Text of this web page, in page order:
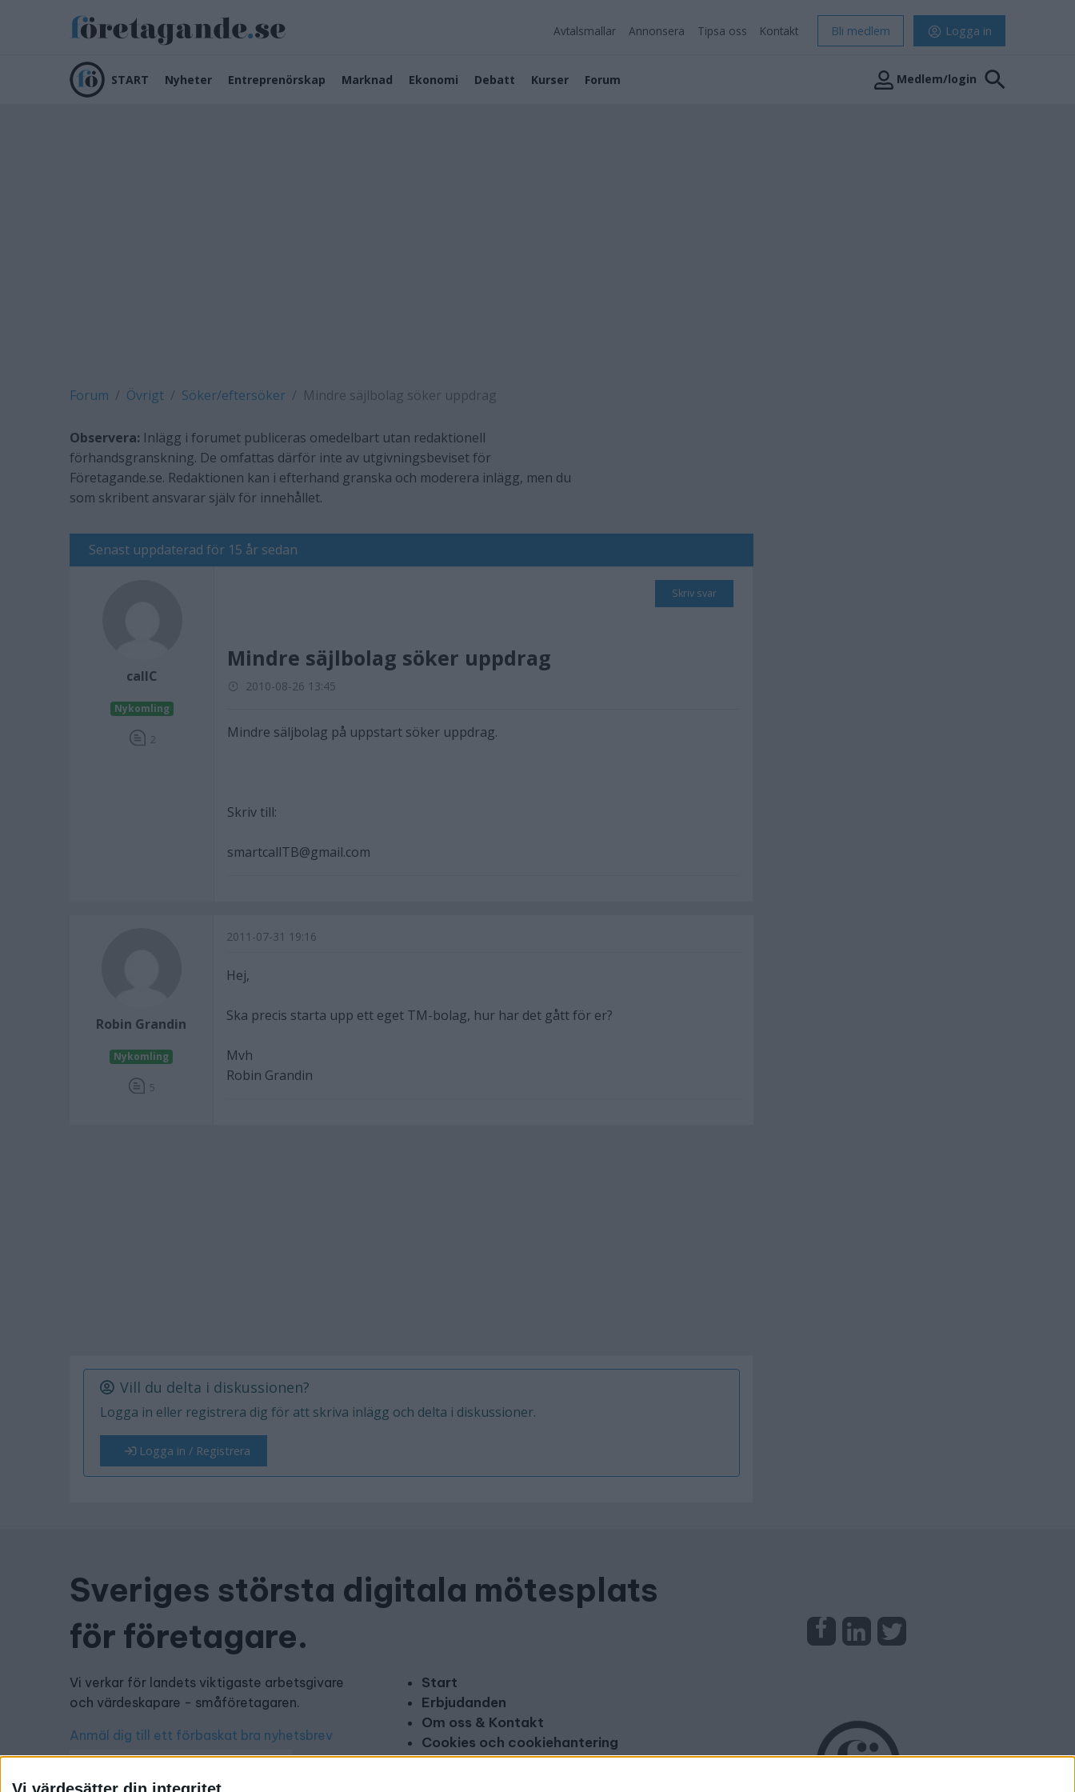
Avtalsmallar Annonsera Tipsa oss Kontakt Bli medlem Logga in
START Nyheter Entreprenörskap Marknad Ekonomi Debatt Kurser Forum Medlem/login
Forum Övrigt Söker/eftersöker Mindre säjlbolag söker uppdrag
Observera: Inlägg i forumet publiceras omedelbart utan redaktionell
förhandsgranskning. De omfattas därför inte av utgivningsbeviset för
Företagande.se. Redaktionen kan i efterhand granska och moderera inlägg, men du
som skribent ansvarar själv för innehållet.
Senast uppdaterad för 15 år sedan
callC
Nykomling
2
Skriv svar
Mindre säjlbolag söker uppdrag
2010-08-26 13:45
Mindre säljbolag på uppstart söker uppdrag.
Skriv till:
smartcallTB@gmail.com
Robin Grandin
Nykomling
5
2011-07-31 19:16
Hej,
Ska precis starta upp ett eget TM-bolag, hur har det gått för er?
Mvh
Robin Grandin
Vill du delta i diskussionen?
Logga in eller registrera dig för att skriva inlägg och delta i diskussioner.
Logga in / Registrera
Sveriges största digitala mötesplats
för företagare.
Vi verkar för landets viktigaste arbetsgivare
och värdeskapare - småföretagaren.
Anmäl dig till ett förbaskat bra nyhetsbrev
Start
Erbjudanden
Om oss & Kontakt
Cookies och cookiehantering
Copyright och disclaimer